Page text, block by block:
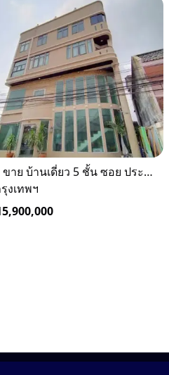
⚡ ขาย บ้านเดี่ยว 5 ชั้น ซอย ประชาชื่น 14 ใกล้ BTS
งเทพฯ